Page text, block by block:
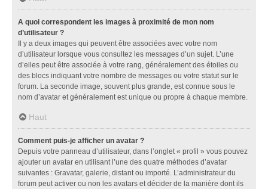
A quoi correspondent les images à proximité de mon nom
d’utilisateur ?
Il y a deux images qui peuvent être associées avec votre nom
d’utilisateur lorsque vous consultez les messages d’un sujet. L’une
d’elles peut être associée à votre rang, généralement des étoiles ou
des blocs indiquant votre nombre de messages ou votre statut sur le
forum. La seconde image, souvent plus grande, est connue sous le
nom d’avatar et généralement est unique ou propre à chaque membre.
Haut
Comment puis-je afficher un avatar ?
Depuis votre panneau d’utilisateur, dans l’onglet « profil » vous pouvez
ajouter un avatar en utilisant l’une des quatre méthodes d’avatar
suivantes : Gravatar, galerie, distant ou importé. L’administrateur du
forum peut activer ou non les avatars et décider de la manière dont ils